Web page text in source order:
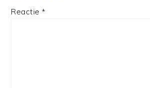
4
3
2
1
Reactie*